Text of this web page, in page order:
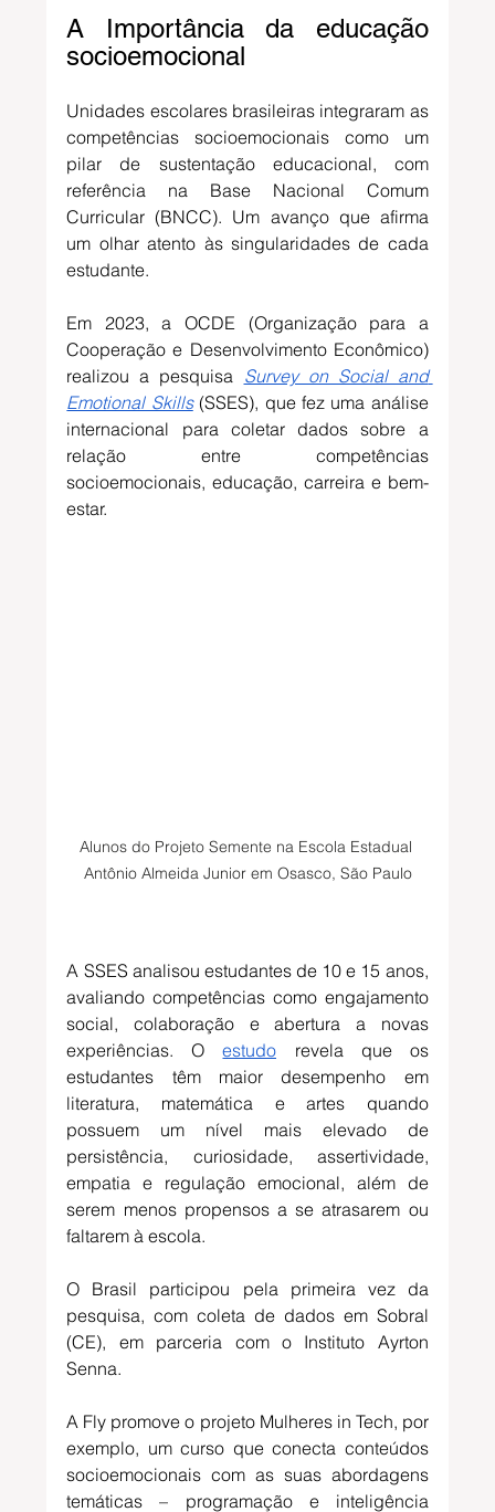
A Importância da educação
socioemocional
Unidades escolares brasileiras integraram as
competências socioemocionais como um
pilar de sustentação educacional, com
referência na Base Nacional Comum
Curricular (BNCC). Um avanço que afirma
um olhar atento às singularidades de cada
estudante.
Em 2023, a OCDE (Organização para a
Cooperação e Desenvolvimento Econômico)
realizou a pesquisa Survey on Social and
Emotional Skills (SSES), que fez uma análise
internacional para coletar dados sobre a
relação entre competências
socioemocionais, educação, carreira e bem-
estar.
Alunos do Projeto Semente na Escola Estadual
Antônio Almeida Junior em Osasco, São Paulo
A SSES analisou estudantes de 10 e 15 anos,
avaliando competências como engajamento
social, colaboração e abertura a novas
experiências. O estudo revela que os
estudantes têm maior desempenho em
literatura, matemática e artes quando
possuem um nível mais elevado de
persistência, curiosidade, assertividade,
empatia e regulação emocional, além de
serem menos propensos a se atrasarem ou
faltarem à escola.
O Brasil participou pela primeira vez da
pesquisa, com coleta de dados em Sobral
(CE), em parceria com o Instituto Ayrton
Senna.
A Fly promove o projeto Mulheres in Tech, por
exemplo, um curso que conecta conteúdos
socioemocionais com as suas abordagens
temáticas – programação e inteligência